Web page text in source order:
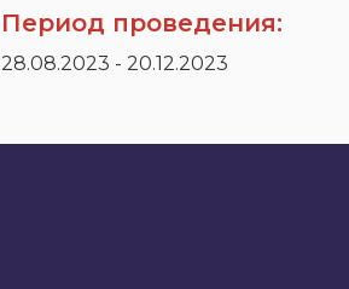
Период проведения:
28.08.2023 - 20.12.2023